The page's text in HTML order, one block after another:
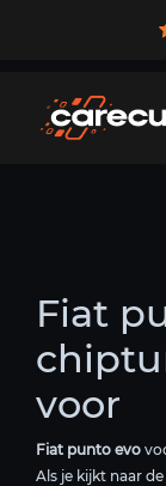
Fiat
voor
Fiat punto evo
Als je kijkt naar